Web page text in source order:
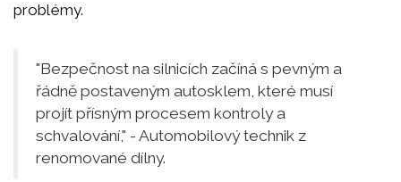
problémy.
"Bezpečnost na silnicích začíná s pevným a
řádně postaveným autosklem, které musí
projít přísným procesem kontroly a
schvalování," - Automobilový technik z
renomované dílny.